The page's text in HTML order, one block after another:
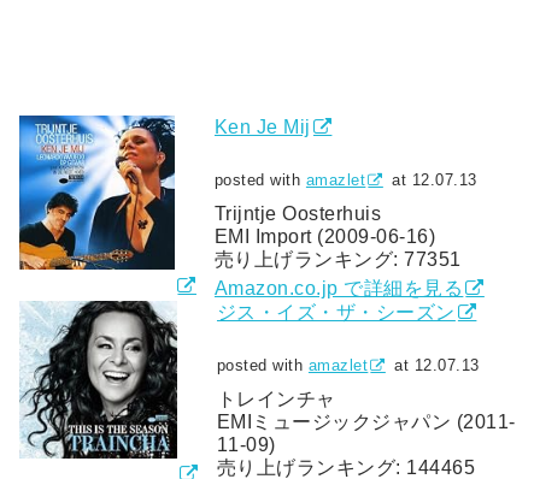
Ken Je Mij
posted with amazlet at 12.07.13
Trijntje Oosterhuis
EMI Import (2009-06-16)
売り上げランキング: 77351
Amazon.co.jp で詳細を見る
ジス・イズ・ザ・シーズン
posted with amazlet at 12.07.13
トレインチャ
EMIミュージックジャパン (2011-
11-09)
売り上げランキング: 144465